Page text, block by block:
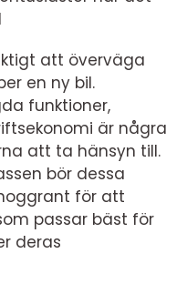
att överväga
en ny bil.
funktioner,
är några
att ta hänsyn till.
bör dessa
för att
passar bäst för
deras